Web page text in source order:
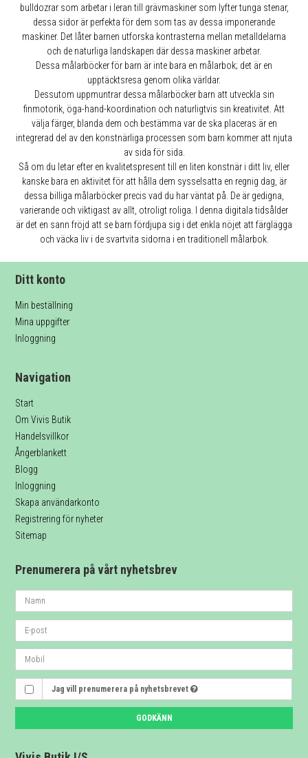
bulldozrar som arbetar i leran till grävmaskiner som lyfter tunga stenar,
dessa sidor är perfekta för dem som tas av dessa imponerande
maskiner. Det låter barnen utforska kontrasterna mellan metalldelarna
och de naturliga landskapen där dessa maskiner arbetar.
Dessa målarböcker för barn är inte bara en målarbok; det är en
upptäcktsresa genom olika världar.
Dessutom uppmuntrar dessa målarböcker barn att utveckla sin
finmotorik, öga-hand-koordination och naturligtvis sin kreativitet. Att
välja färger, blanda dem och bestämma var de ska placeras är en
integrerad del av den konstnärliga processen som barn kommer att njuta
av sida för sida.
Så om du letar efter en kvalitetspresent till en liten konstnär i ditt liv, eller
kanske bara en aktivitet för att hålla dem sysselsatta en regnig dag, är
dessa billiga målarböcker precis vad du har väntat på. De är gedigna,
varierande och viktigast av allt, otroligt roliga. I denna digitala tidsålder
är det en sann fröjd att se barn fördjupa sig i det enkla nöjet att färglägga
och väcka liv i de svartvita sidorna i en traditionell målarbok.
Ditt konto
Min beställning
Mina uppgifter
Inloggning
Navigation
Start
Om Vivis Butik
Handelsvillkor
Ångerblankett
Blogg
Inloggning
Skapa användarkonto
Registrering för nyheter
Sitemap
Prenumerera på vårt nyhetsbrev
Jag vill prenumerera på nyhetsbrevet
GODKÄNN